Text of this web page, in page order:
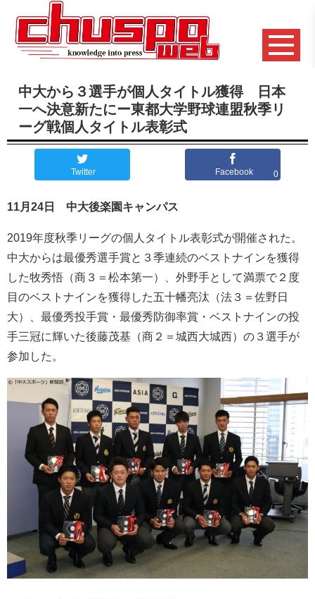
中大から３選手が個人タイトル獲得 日本
一へ決意新たにー東都大学野球連盟秋季リ
ーグ戦個人タイトル表彰式
Twitter Facebook 0
11月24日 中大後楽園キャンパス
2019年度秋季リーグの個人タイトル表彰式が開催された。
中大からは最優秀選手賞と３季連続のベストナインを獲得
した牧秀悟（商３＝松本第一）、外野手として満票で２度
目のベストナインを獲得した五十幡亮汰（法３＝佐野日
大）、最優秀投手賞・最優秀防御率賞・ベストナインの投
手三冠に輝いた後藤茂基（商２＝城西大城西）の３選手が
参加した。